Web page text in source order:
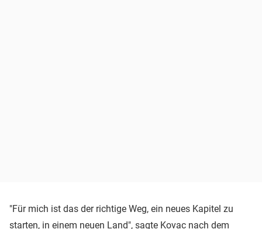
"Für mich ist das der richtige Weg, ein neues Kapitel zu
starten, in einem neuen Land", sagte Kovac nach dem